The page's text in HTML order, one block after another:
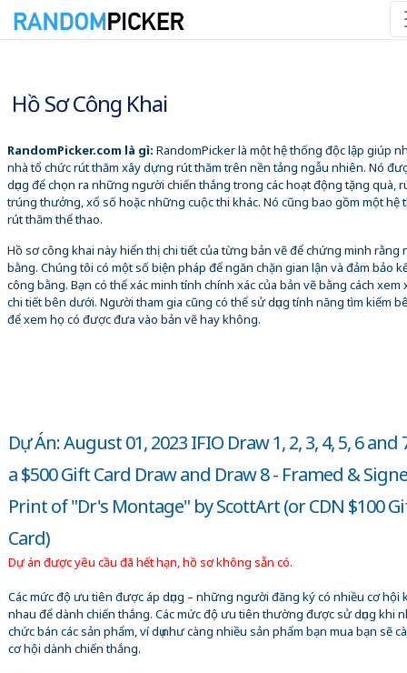
Hồ Sơ Công Khai
RandomPicker.com là gì: RandomPicker là một hệ thống độc lập giúp
nhà tổ chức rút thăm xây dựng rút thăm trên nền tảng ngẫu nhiên. Nó
dụng để chọn ra những người chiến thắng trong các hoạt động tặng quà,
trúng thưởng, xổ số hoặc những cuộc thi khác. Nó cũng bao gồm một hệ
rút thăm thể thao.
Hồ sơ công khai này hiển thị chi tiết của từng bản vẽ để chứng minh rằng
bằng. Chúng tôi có một số biện pháp để ngăn chặn gian lận và đảm bảo
công bằng. Bạn có thể xác minh tính chính xác của bản vẽ bằng cách xem
chi tiết bên dưới. Người tham gia cũng có thể sử dụng tính năng tìm kiếm
để xem họ có được đưa vào bản vẽ hay không.
Dự Án: August 01, 2023 IFIO Draw 1, 2, 3, 4, 5, 6 and
a $500 Gift Card Draw and Draw 8 - Framed &
Print of "Dr's Montage" by ScottArt (or CDN $100
Card)
Dự án được yêu cầu đã hết hạn, hồ sơ không sẵn có.
Các mức độ ưu tiên được áp dụng – những người đăng ký có nhiều cơ hội
nhau để dành chiến thắng. Các mức độ ưu tiên thường được sử dụng khi
chức bán các sản phẩm, ví dụ như càng nhiều sản phẩm bạn mua bạn sẽ
cơ hội dành chiến thắng.